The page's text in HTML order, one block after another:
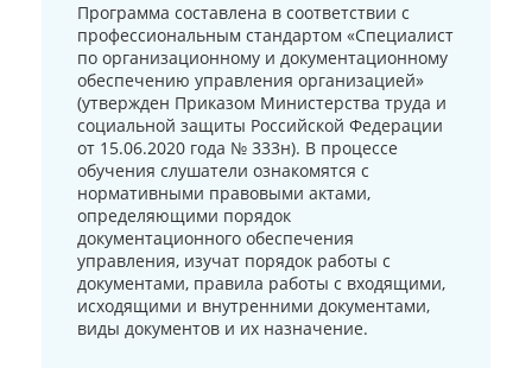
Программа составлена в соответствии с
профессиональным стандартом «Специалист
по организационному и документационному
обеспечению управления организацией»
(утвержден Приказом Министерства труда и
социальной защиты Российской Федерации
от 15.06.2020 года № 333н). В процессе
обучения слушатели ознакомятся с
нормативными правовыми актами,
определяющими порядок
документационного обеспечения
управления, изучат порядок работы с
документами, правила работы с входящими,
исходящими и внутренними документами,
виды документов и их назначение.